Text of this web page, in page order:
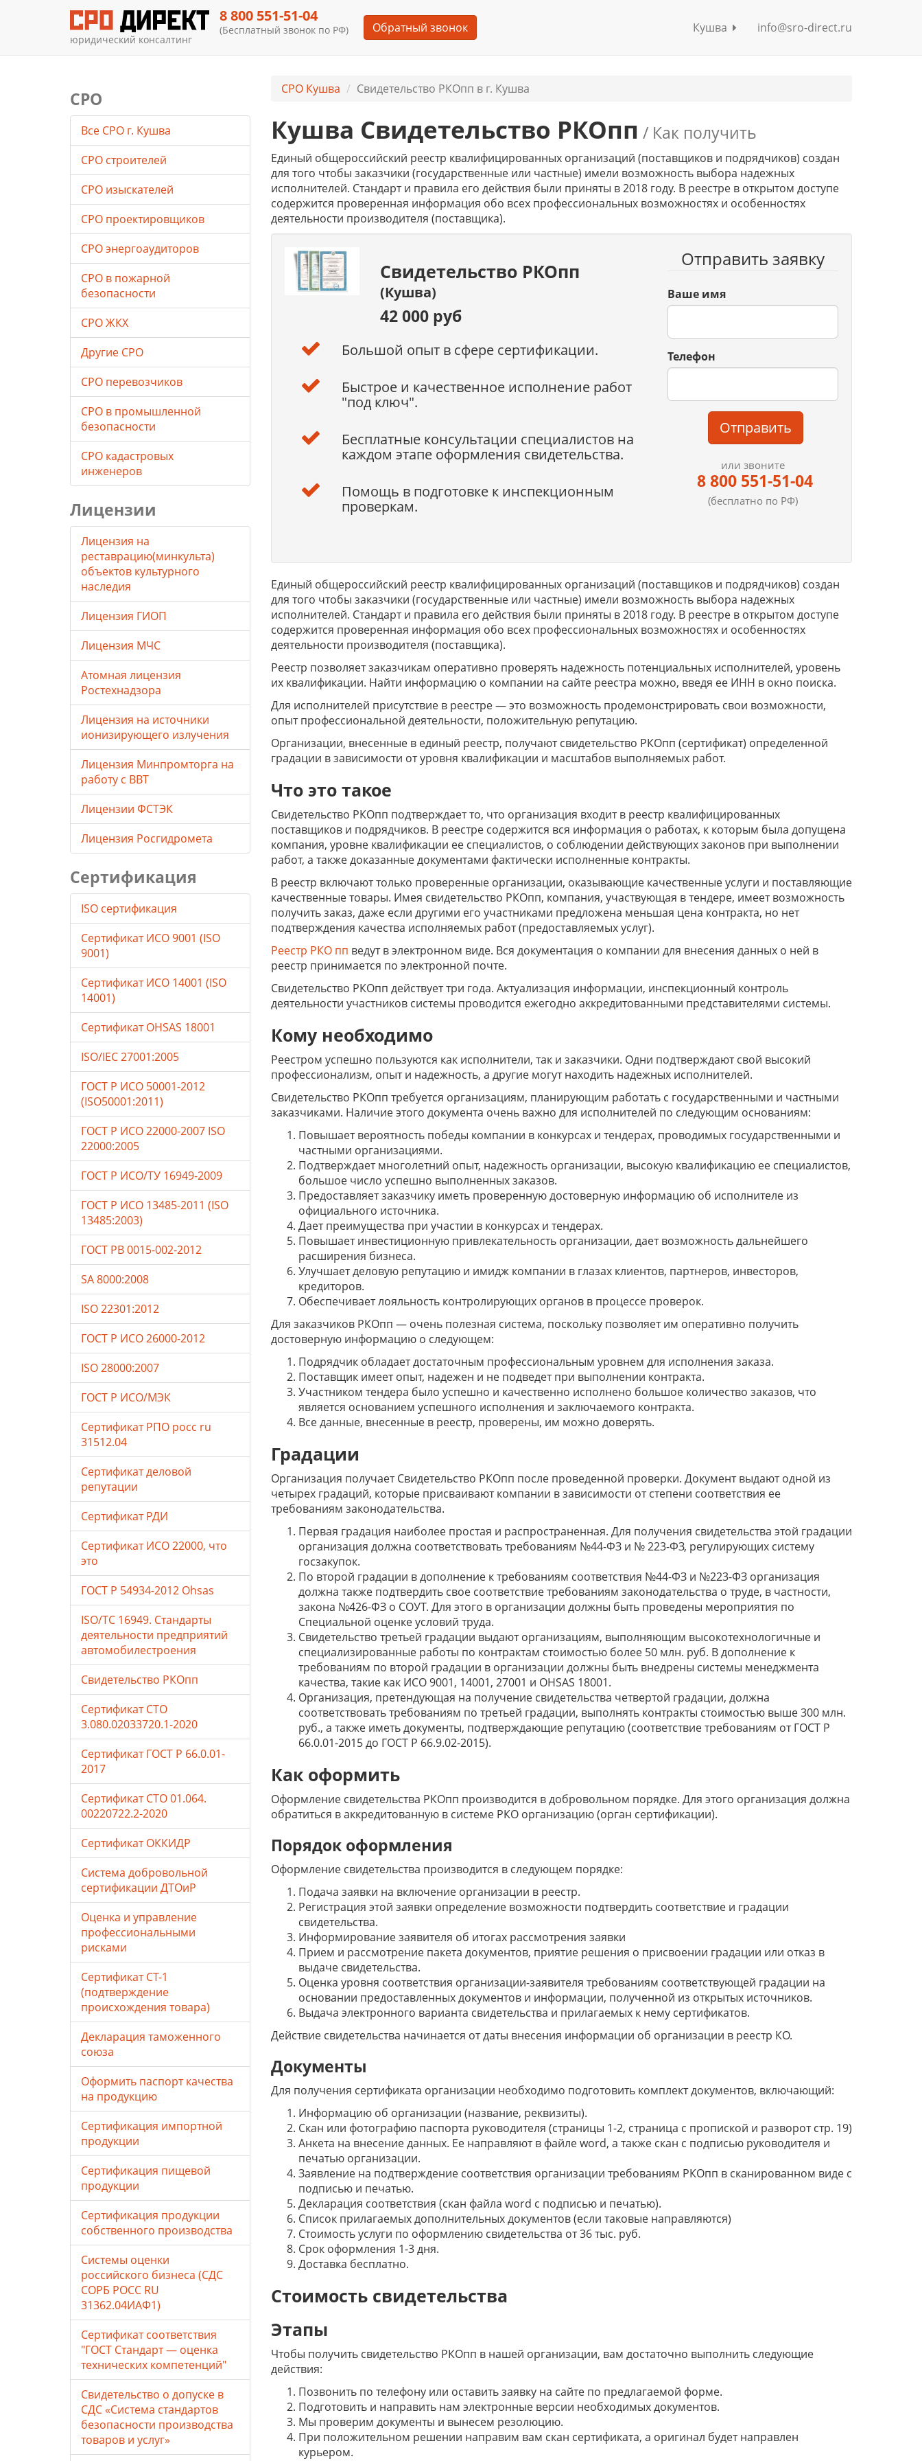
юридический консалтинг
8 800 551-51-04
(Бесплатный звонок по РФ) Обратный звонок Кушва info@sro-direct.ru
СРО Кушва Свидетельство РКОпп в г. Кушва
Кушва Свидетельство РКОпп / Как получить
Единый общероссийский реестр квалифицированных организаций (поставщиков и подрядчиков) создан
для того чтобы заказчики (государственные или частные) имели возможность выбора надежных
исполнителей. Стандарт и правила его действия были приняты в 2018 году. В реестре в открытом доступе
содержится проверенная информация обо всех профессиональных возможностях и особенностях
деятельности производителя (поставщика).
Свидетельство РКОпп
(Кушва)
42 000 руб
Большой опыт в сфере сертификации.
Быстрое и качественное исполнение работ
"под ключ".
Бесплатные консультации специалистов на
каждом этапе оформления свидетельства.
Помощь в подготовке к инспекционным
проверкам.
Отправить заявку
Ваше имя
Телефон
Отправить
или звоните
8 800 551-51-04
(бесплатно по РФ)
Единый общероссийский реестр квалифицированных организаций (поставщиков и подрядчиков) создан
для того чтобы заказчики (государственные или частные) имели возможность выбора надежных
исполнителей. Стандарт и правила его действия были приняты в 2018 году. В реестре в открытом доступе
содержится проверенная информация обо всех профессиональных возможностях и особенностях
деятельности производителя (поставщика).
Реестр позволяет заказчикам оперативно проверять надежность потенциальных исполнителей, уровень
их квалификации. Найти информацию о компании на сайте реестра можно, введя ее ИНН в окно поиска.
Для исполнителей присутствие в реестре — это возможность продемонстрировать свои возможности,
опыт профессиональной деятельности, положительную репутацию.
Организации, внесенные в единый реестр, получают свидетельство РКОпп (сертификат) определенной
градации в зависимости от уровня квалификации и масштабов выполняемых работ.
Что это такое
Свидетельство РКОпп подтверждает то, что организация входит в реестр квалифицированных
поставщиков и подрядчиков. В реестре содержится вся информация о работах, к которым была допущена
компания, уровне квалификации ее специалистов, о соблюдении действующих законов при выполнении
работ, а также доказанные документами фактически исполненные контракты.
В реестр включают только проверенные организации, оказывающие качественные услуги и поставляющие
качественные товары. Имея свидетельство РКОпп, компания, участвующая в тендере, имеет возможность
получить заказ, даже если другими его участниками предложена меньшая цена контракта, но нет
подтверждения качества исполняемых работ (предоставляемых услуг).
Реестр РКО пп ведут в электронном виде. Вся документация о компании для внесения данных о ней в
реестр принимается по электронной почте.
Свидетельство РКОпп действует три года. Актуализация информации, инспекционный контроль
деятельности участников системы проводится ежегодно аккредитованными представителями системы.
Кому необходимо
Реестром успешно пользуются как исполнители, так и заказчики. Одни подтверждают свой высокий
профессионализм, опыт и надежность, а другие могут находить надежных исполнителей.
Свидетельство РКОпп требуется организациям, планирующим работать с государственными и частными
заказчиками. Наличие этого документа очень важно для исполнителей по следующим основаниям:
Повышает вероятность победы компании в конкурсах и тендерах, проводимых государственными и
частными организациями.
Подтверждает многолетний опыт, надежность организации, высокую квалификацию ее специалистов,
большое число успешно выполненных заказов.
Предоставляет заказчику иметь проверенную достоверную информацию об исполнителе из
официального источника.
Дает преимущества при участии в конкурсах и тендерах.
Повышает инвестиционную привлекательность организации, дает возможность дальнейшего
расширения бизнеса.
Улучшает деловую репутацию и имидж компании в глазах клиентов, партнеров, инвесторов,
кредиторов.
Обеспечивает лояльность контролирующих органов в процессе проверок.
Для заказчиков РКОпп — очень полезная система, поскольку позволяет им оперативно получить
достоверную информацию о следующем:
Подрядчик обладает достаточным профессиональным уровнем для исполнения заказа.
Поставщик имеет опыт, надежен и не подведет при выполнении контракта.
Участником тендера было успешно и качественно исполнено большое количество заказов, что
является основанием успешного исполнения и заключаемого контракта.
Все данные, внесенные в реестр, проверены, им можно доверять.
Градации
Организация получает Свидетельство РКОпп после проведенной проверки. Документ выдают одной из
четырех градаций, которые присваивают компании в зависимости от степени соответствия ее
требованиям законодательства.
Первая градация наиболее простая и распространенная. Для получения свидетельства этой градации
организация должна соответствовать требованиям №44-ФЗ и № 223-ФЗ, регулирующих систему
госзакупок.
По второй градации в дополнение к требованиям соответствия №44-ФЗ и №223-ФЗ организация
должна также подтвердить свое соответствие требованиям законодательства о труде, в частности,
закона №426-ФЗ о СОУТ. Для этого в организации должны быть проведены мероприятия по
Специальной оценке условий труда.
Свидетельство третьей градации выдают организациям, выполняющим высокотехнологичные и
специализированные работы по контрактам стоимостью более 50 млн. руб. В дополнение к
требованиям по второй градации в организации должны быть внедрены системы менеджмента
качества, такие как ИСО 9001, 14001, 27001 и OHSAS 18001.
Организация, претендующая на получение свидетельства четвертой градации, должна
соответствовать требованиям по третьей градации, выполнять контракты стоимостью выше 300 млн.
руб., а также иметь документы, подтверждающие репутацию (соответствие требованиям от ГОСТ Р
66.0.01-2015 до ГОСТ Р 66.9.02-2015).
Как оформить
Оформление свидетельства РКОпп производится в добровольном порядке. Для этого организация должна
обратиться в аккредитованную в системе РКО организацию (орган сертификации).
Порядок оформления
Оформление свидетельства производится в следующем порядке:
Подача заявки на включение организации в реестр.
Регистрация этой заявки определение возможности подтвердить соответствие и градации
свидетельства.
Информирование заявителя об итогах рассмотрения заявки
Прием и рассмотрение пакета документов, приятие решения о присвоении градации или отказ в
выдаче свидетельства.
Оценка уровня соответствия организации-заявителя требованиям соответствующей градации на
основании предоставленных документов и информации, полученной из открытых источников.
Выдача электронного варианта свидетельства и прилагаемых к нему сертификатов.
Действие свидетельства начинается от даты внесения информации об организации в реестр КО.
Документы
Для получения сертификата организации необходимо подготовить комплект документов, включающий:
Информацию об организации (название, реквизиты).
Скан или фотографию паспорта руководителя (страницы 1-2, страница с пропиской и разворот стр. 19)
Анкета на внесение данных. Ее направляют в файле word, а также скан с подписью руководителя и
печатью организации.
Заявление на подтверждение соответствия организации требованиям РКОпп в сканированном виде с
подписью и печатью.
Декларация соответствия (скан файла word с подписью и печатью).
Список прилагаемых дополнительных документов (если таковые направляются)
Стоимость услуги по оформлению свидетельства от 36 тыс. руб.
Срок оформления 1-3 дня.
Доставка бесплатно.
Стоимость свидетельства
Этапы
Чтобы получить свидетельство РКОпп в нашей организации, вам достаточно выполнить следующие
действия:
Позвонить по телефону или оставить заявку на сайте по предлагаемой форме.
Подготовить и направить нам электронные версии необходимых документов.
Мы проверим документы и вынесем резолюцию.
При положительном решении направим вам скан сертификата, а оригинал будет направлен
курьером.
СРО
Все СРО г. Кушва
СРО строителей
СРО изыскателей
СРО проектировщиков
СРО энергоаудиторов
СРО в пожарной
безопасности
СРО ЖКХ
Другие СРО
СРО перевозчиков
СРО в промышленной
безопасности
СРО кадастровых
инженеров
Лицензии
Лицензия на
реставрацию(минкульта)
объектов культурного
наследия
Лицензия ГИОП
Лицензия МЧС
Атомная лицензия
Ростехнадзора
Лицензия на источники
ионизирующего излучения
Лицензия Минпромторга на
работу с ВВТ
Лицензии ФСТЭК
Лицензия Росгидромета
Сертификация
ISO сертификация
Сертификат ИСО 9001 (ISO
9001)
Сертификат ИСО 14001 (ISO
14001)
Сертификат OHSAS 18001
ISO/IEC 27001:2005
ГОСТ Р ИСО 50001-2012
(ISO50001:2011)
ГОСТ Р ИСО 22000-2007 ISO
22000:2005
ГОСТ Р ИСО/ТУ 16949-2009
ГОСТ Р ИСО 13485-2011 (ISO
13485:2003)
ГОСТ РВ 0015-002-2012
SA 8000:2008
ISO 22301:2012
ГОСТ Р ИСО 26000-2012
ISO 28000:2007
ГОСТ Р ИСО/МЭК
Сертификат РПО росс ru
31512.04
Сертификат деловой
репутации
Сертификат РДИ
Сертификат ИСО 22000, что
это
ГОСТ Р 54934-2012 Ohsas
ISO/TC 16949. Стандарты
деятельности предприятий
автомобилестроения
Свидетельство РКОпп
Сертификат СТО
3.080.02033720.1-2020
Сертификат ГОСТ Р 66.0.01-
2017
Сертификат СТО 01.064.
00220722.2-2020
Сертификат ОККИДР
Система добровольной
сертификации ДТОиР
Оценка и управление
профессиональными
рисками
Сертификат СТ-1
(подтверждение
происхождения товара)
Декларация таможенного
союза
Оформить паспорт качества
на продукцию
Сертификация импортной
продукции
Сертификация пищевой
продукции
Сертификация продукции
собственного производства
Системы оценки
российского бизнеса (СДС
СОРБ РОСС RU
31362.04ИАФ1)
Сертификат соответствия
"ГОСТ Стандарт — оценка
технических компетенций"
Свидетельство о допуске в
СДС «Система стандартов
безопасности производства
товаров и услуг»